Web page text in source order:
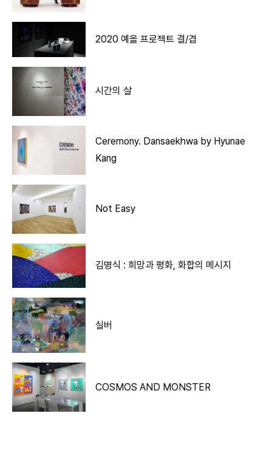
2020 예올 프로젝트 결/겹
시간의 살
Ceremony. Dansaekhwa by Hyunae
Kang
Not Easy
김명식 : 희망과 평화, 화합의 메시지
실버
COSMOS AND MONSTER